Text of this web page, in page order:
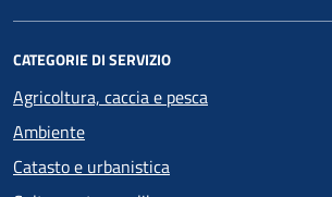
CATEGORIE DI SERVIZIO
Agricoltura, caccia e pesca
Ambiente
Catasto e urbanistica